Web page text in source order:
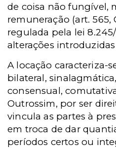
de coisa não fungível,
remuneração (art. 565,
regulada pela lei 8.245/
alterações introduzidas
A locação caracteriza-
bilateral,
consensual,
Outrossim, por ser
vincula as partes à
em troca de dar
períodos certos ou